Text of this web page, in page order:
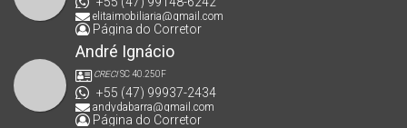
elitaimobiliaria@gmail.com
Página do Corretor
André Ignácio
CRECISC 40.250F
+55 (47) 99937-2434
andydabarra@gmail.com
Página do Corretor